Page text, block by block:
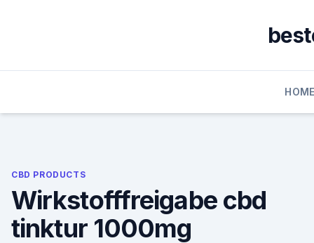
CBD PRODUCTS
Wirkstofffreigabe cbd
tinktur 1000mg